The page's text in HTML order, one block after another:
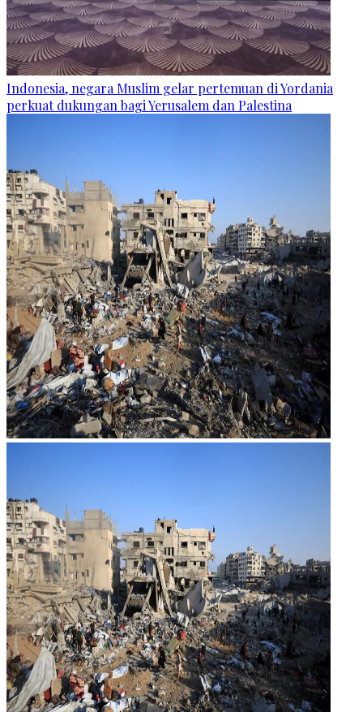
Indonesia, negara Muslim gelar pertemuan di Yordania
perkuat dukungan bagi Yerusalem dan Palestina